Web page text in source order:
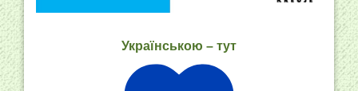
Українською – тут